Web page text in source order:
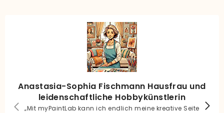
Anastasia-Sophia Fischmann Hausfrau und
leidenschaftliche Hobbykünstlerin
„Mit myPaintLab kann ich endlich meine kreative Seite